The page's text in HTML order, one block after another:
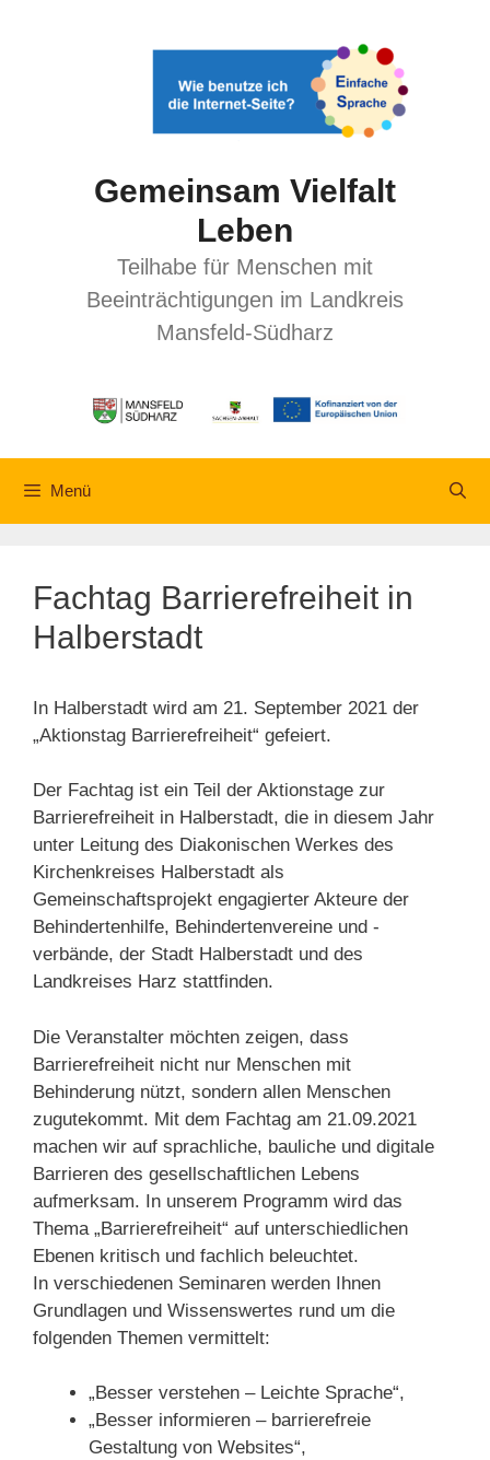
Gemeinsam Vielfalt
Leben
Teilhabe für Menschen mit
Beeinträchtigungen im Landkreis
Mansfeld-Südharz
Menü
Fachtag Barrierefreiheit in
Halberstadt
In Halberstadt wird am 21. September 2021 der
„Aktionstag Barrierefreiheit“ gefeiert.
Der Fachtag ist ein Teil der Aktionstage zur
Barrierefreiheit in Halberstadt, die in diesem Jahr
unter Leitung des Diakonischen Werkes des
Kirchenkreises Halberstadt als
Gemeinschaftsprojekt engagierter Akteure der
Behindertenhilfe, Behindertenvereine und -
verbände, der Stadt Halberstadt und des
Landkreises Harz stattfinden.
Die Veranstalter möchten zeigen, dass
Barrierefreiheit nicht nur Menschen mit
Behinderung nützt, sondern allen Menschen
zugutekommt. Mit dem Fachtag am 21.09.2021
machen wir auf sprachliche, bauliche und digitale
Barrieren des gesellschaftlichen Lebens
aufmerksam. In unserem Programm wird das
Thema „Barrierefreiheit“ auf unterschiedlichen
Ebenen kritisch und fachlich beleuchtet.
In verschiedenen Seminaren werden Ihnen
Grundlagen und Wissenswertes rund um die
folgenden Themen vermittelt:
„Besser verstehen – Leichte Sprache“,
„Besser informieren – barrierefreie
Gestaltung von Websites“,